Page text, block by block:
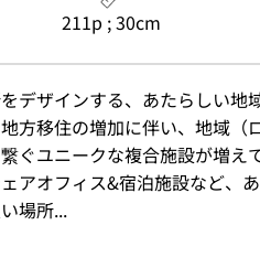
211p ; 30cm
デザインする、あたらしい地
方移住の増加に伴い、地域
ぐユニークな複合施設が増え
アオフィス&宿泊施設など、
場所...